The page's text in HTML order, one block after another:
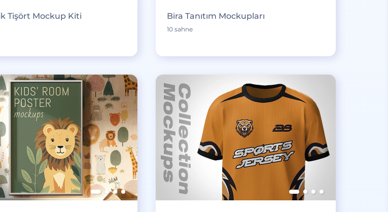
Tişört Mockup Kiti Bira Tanıtım Mockupları
10 sahne